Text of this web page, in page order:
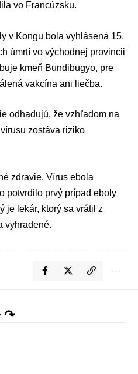
vo Francúzsku.
v Kongu bola vyhlásená 15.
úmrtí vo východnej provincii
kmeň Bundibugyo, pre
vakcína ani liečba.
odhadujú, že vzhľadom na
zostáva riziko
zdravie, Vírus ebola
potvrdilo prvý prípad eboly
je lekár, ktorý sa vrátil z
vyhradené.
↷